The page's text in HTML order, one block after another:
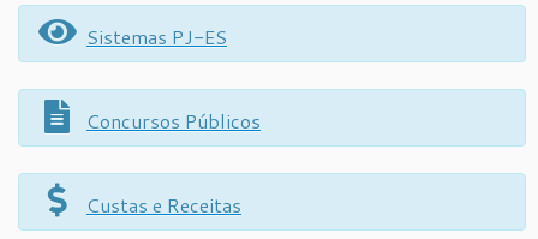
Sistemas PJ-ES
Concursos Públicos
Custas e Receitas